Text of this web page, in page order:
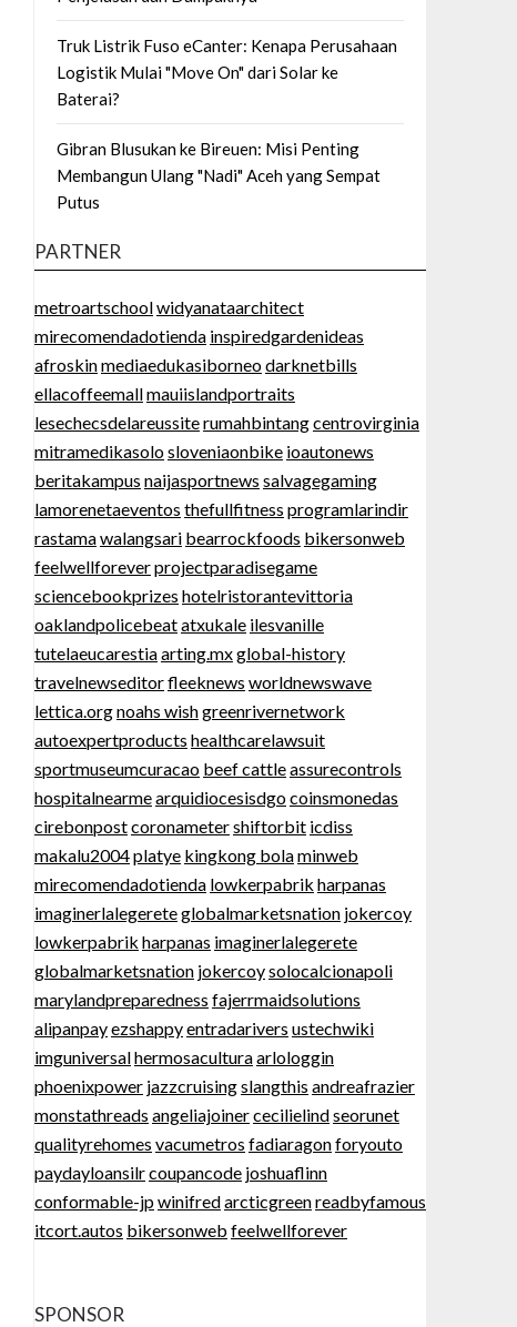
Truk Listrik Fuso eCanter: Kenapa Perusahaan
Logistik Mulai "Move On" dari Solar ke
Baterai?
Gibran Blusukan ke Bireuen: Misi Penting
Membangun Ulang "Nadi" Aceh yang Sempat
Putus
PARTNER
metroartschoolwidyanataarchitect
mirecomendadotienda inspiredgardenideas
afroskinmediaedukasiborneodarknetbills
ellacoffeemallmauiislandportraits
lesechecsdelareussiterumahbintangcentrovirginia
mitramedikasolosloveniaonbike ioautonews
beritakampus naijasportnews salvagegaming
lamorenetaeventos thefullfitness programlarindir
rastamawalangsari bearrockfoods bikersonweb
feelwellforeverprojectparadisegame
sciencebookprizes hotelristorantevittoria
oaklandpolicebeatatxukale ilesvanille
tutelaeucarestiaarting.mxglobal-history
travelnewseditorfleeknews worldnewswave
lettica.orgnoahs wishgreenrivernetwork
autoexpertproducts healthcarelawsuit
sportmuseumcuracao beef cattleassurecontrols
hospitalnearmearquidiocesisdgocoinsmonedas
cirebonpostcoronametershiftorbit icdiss
makalu2004platye kingkong bolaminweb
mirecomendadotienda lowkerpabrik harpanas
imaginerlalegereteglobalmarketsnation jokercoy
lowkerpabrik harpanas imaginerlalegerete
globalmarketsnation jokercoysolocalcionapoli
marylandpreparedness fajerrmaidsolutions
alipanpayezshappyentradarivers ustechwiki
imguniversalhermosaculturaarlologgin
phoenixpower jazzcruisingslangthis andreafrazier
monstathreads angeliajoinercecilielindseorunet
qualityrehomes vacumetros fadiaragonforyouto
paydayloansilrcoupancode joshuaflinn
conformable-jpwinifredarcticgreenreadbyfamous
itcort.autos bikersonweb feelwellforever
SPONSOR